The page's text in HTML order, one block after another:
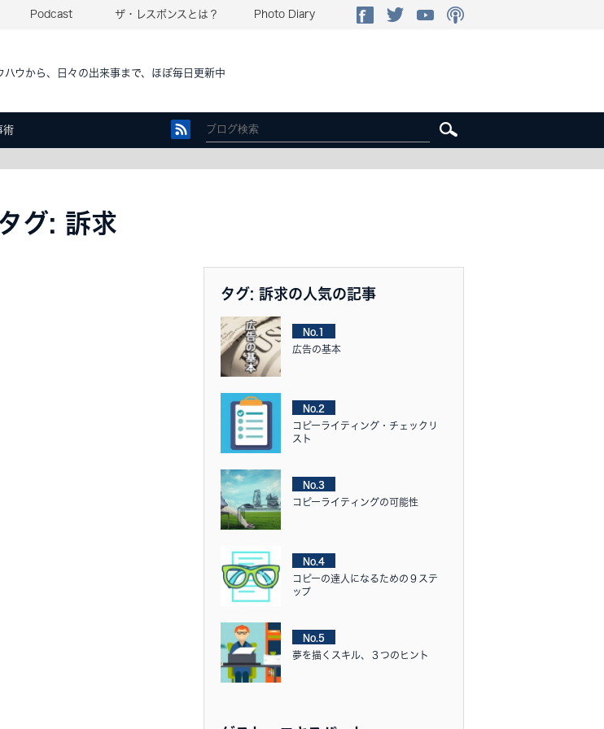
Podcast ザ・レスポンスとは？ Photo Diary
ハウから、日々の出来事まで、ほぼ毎日更新中
術
グ: 訴求
タグ: 訴求の人気の記事
No.1
広告の基本
No.2
コピーライティング・チェックリ
スト
No.3
コピーライティングの可能性
No.4
コピーの達人になるための９ステ
ップ
No.5
夢を描くスキル、３つのヒント